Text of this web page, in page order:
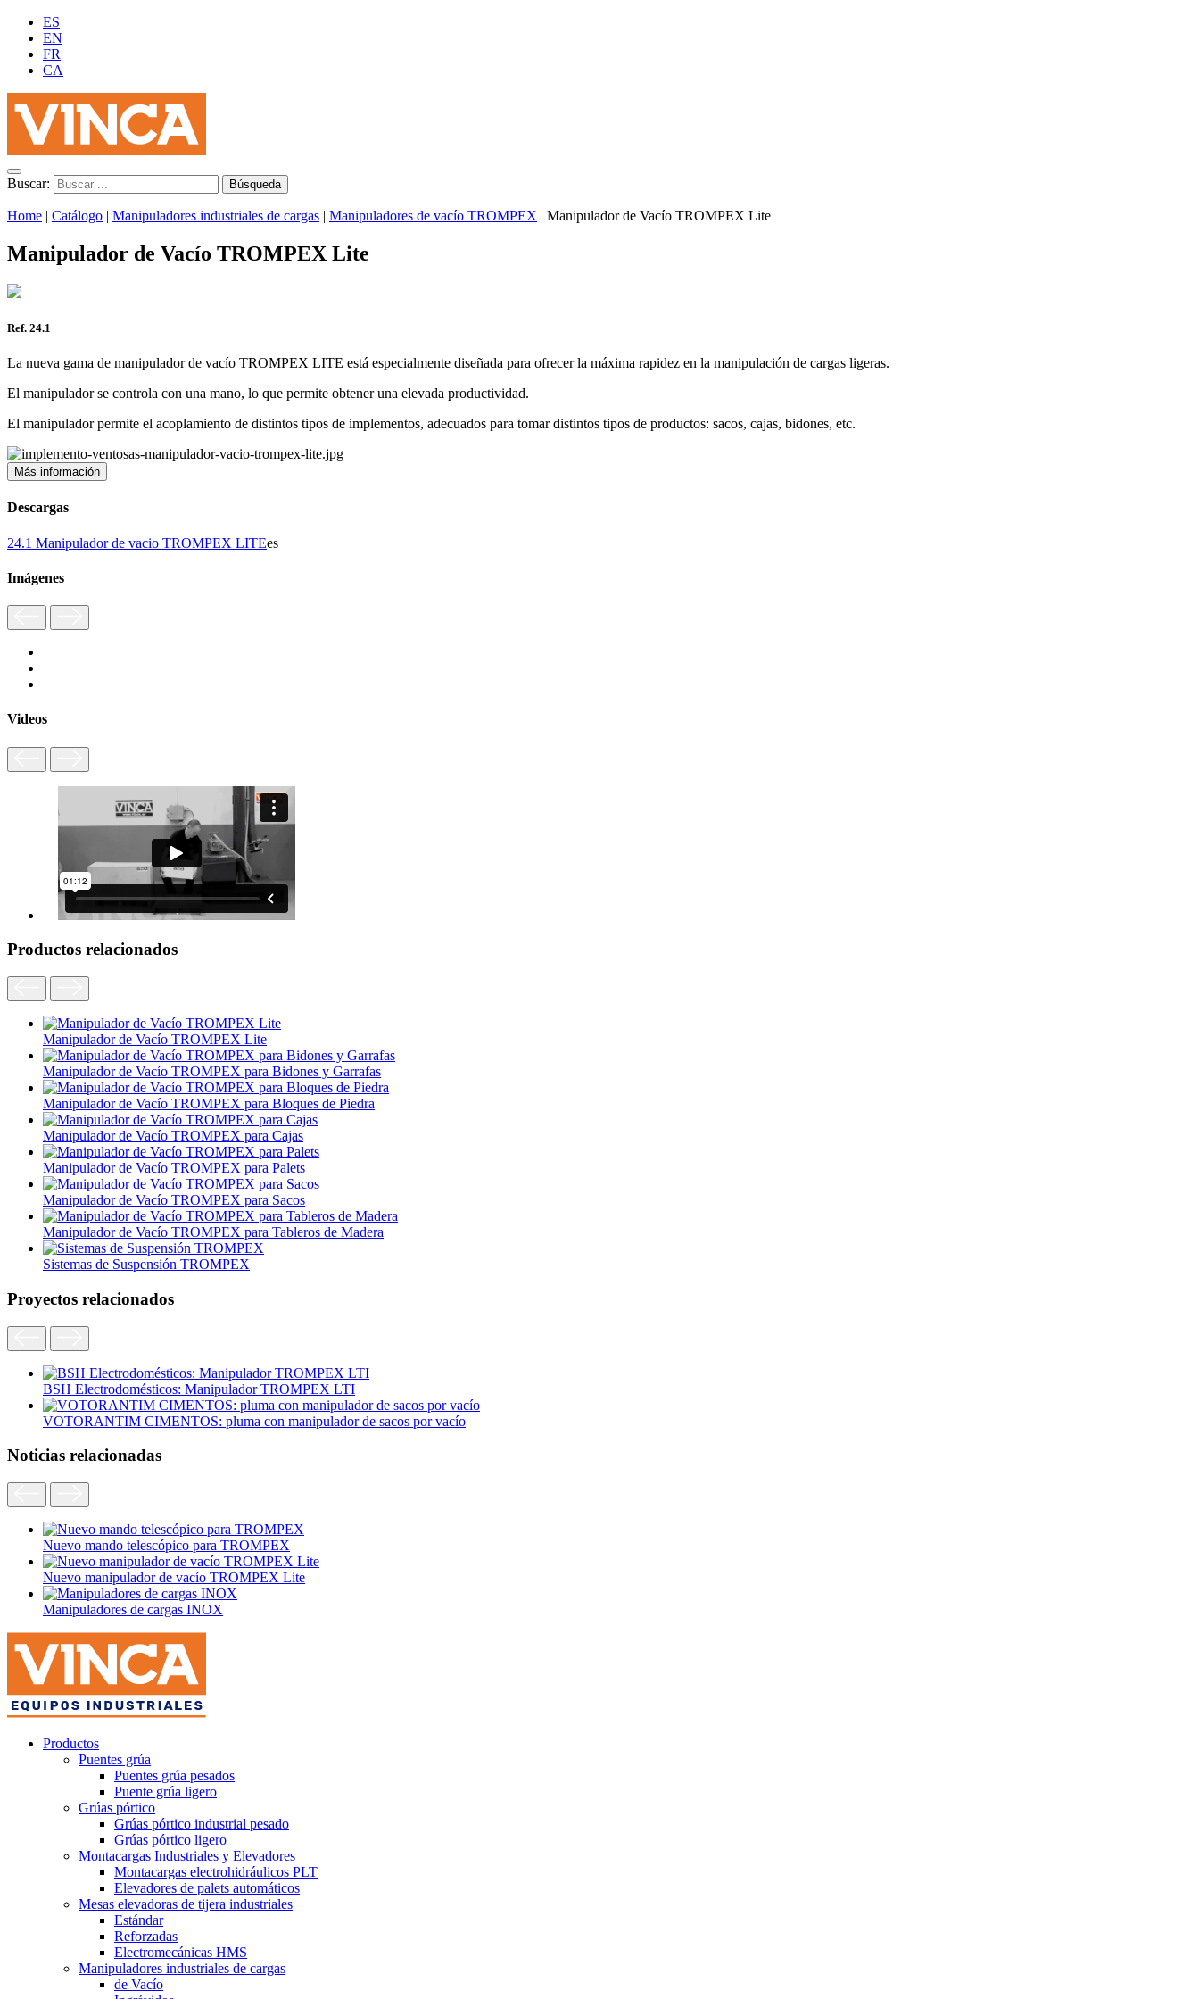
ES
EN
FR
CA
Buscar:
Home | Catálogo | Manipuladores industriales de cargas | Manipuladores de vacío TROMPEX | Manipulador de Vacío TROMPEX Lite
Manipulador de Vacío TROMPEX Lite
Ref. 24.1
La nueva gama de manipulador de vacío TROMPEX LITE está especialmente diseñada para ofrecer la máxima rapidez en la manipulación de cargas ligeras.
El manipulador se controla con una mano, lo que permite obtener una elevada productividad.
El manipulador permite el acoplamiento de distintos tipos de implementos, adecuados para tomar distintos tipos de productos: sacos, cajas, bidones, etc.
Más información
Descargas
24.1 Manipulador de vacio TROMPEX LITEes
Imágenes
Videos
Productos relacionados
Manipulador de Vacío TROMPEX Lite
Manipulador de Vacío TROMPEX para Bidones y Garrafas
Manipulador de Vacío TROMPEX para Bloques de Piedra
Manipulador de Vacío TROMPEX para Cajas
Manipulador de Vacío TROMPEX para Palets
Manipulador de Vacío TROMPEX para Sacos
Manipulador de Vacío TROMPEX para Tableros de Madera
Sistemas de Suspensión TROMPEX
Proyectos relacionados
BSH Electrodomésticos: Manipulador TROMPEX LTI
VOTORANTIM CIMENTOS: pluma con manipulador de sacos por vacío
Noticias relacionadas
Nuevo mando telescópico para TROMPEX
Nuevo manipulador de vacío TROMPEX Lite
Manipuladores de cargas INOX
Productos
Puentes grúa
Puentes grúa pesados
Puente grúa ligero
Grúas pórtico
Grúas pórtico industrial pesado
Grúas pórtico ligero
Montacargas Industriales y Elevadores
Montacargas electrohidráulicos PLT
Elevadores de palets automáticos
Mesas elevadoras de tijera industriales
Estándar
Reforzadas
Electromecánicas HMS
Manipuladores industriales de cargas
de Vacío